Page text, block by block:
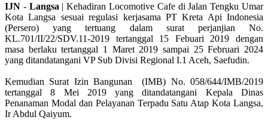
IJN - Langsa | Kehadiran Locomotive Cafe di Jalan Tengku Umar
Kota Langsa sesuai regulasi kerjasama PT Kreta Api Indonesia
(Persero) yang tertuang dalam surat perjanjian No.
KL.701/II/22/SDV.11-2019 tertanggal 15 Febuari 2019 dengan
masa berlaku tertanggal 1 Maret 2019 sampai 25 Februari 2024
yang ditandatangani VP Sub Divisi Regional I.1 Aceh, Saefudin.
Kemudian Surat Izin Bangunan (IMB) No. 058/644/IMB/2019
tertanggal 8 Mei 2019 yang ditandatangani Kepala Dinas
Penanaman Modal dan Pelayanan Terpadu Satu Atap Kota Langsa,
Ir Abdul Qaiyum.